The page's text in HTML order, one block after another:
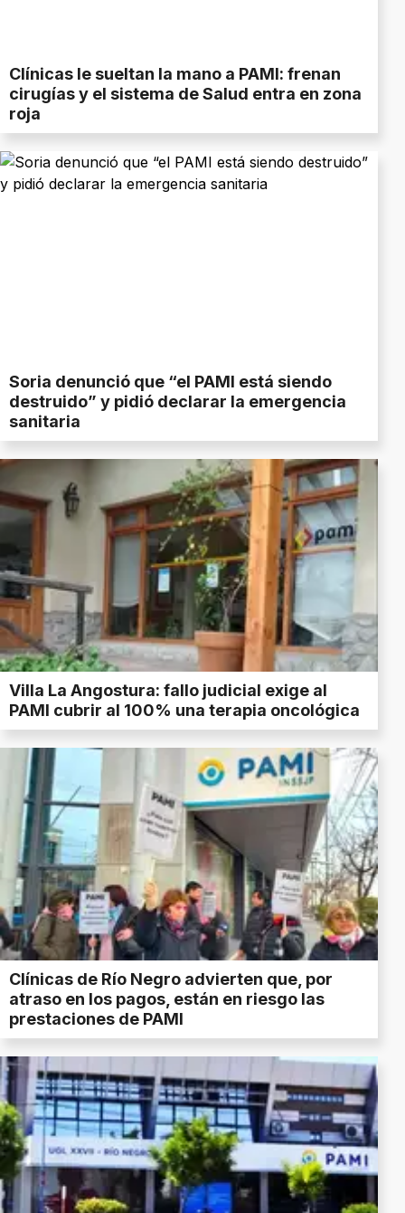
Clínicas le sueltan la mano a PAMI: frenan
cirugías y el sistema de Salud entra en zona
roja
Soria denunció que “el PAMI está siendo
destruido” y pidió declarar la emergencia
sanitaria
Villa La Angostura: fallo judicial exige al
PAMI cubrir al 100% una terapia oncológica
Clínicas de Río Negro advierten que, por
atraso en los pagos, están en riesgo las
prestaciones de PAMI